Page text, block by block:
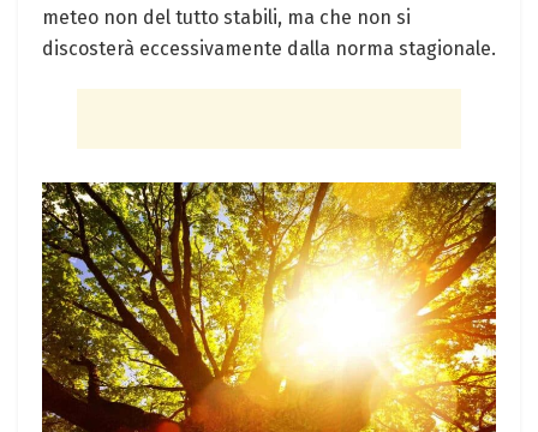
meteo non del tutto stabili, ma che non si
discosterà eccessivamente dalla norma stagionale.